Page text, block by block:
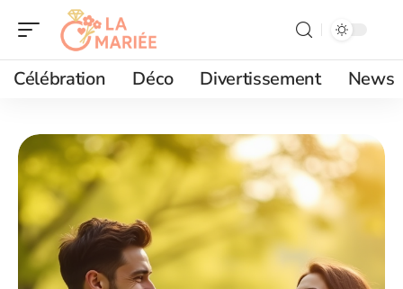
Célébration Déco Divertissement News